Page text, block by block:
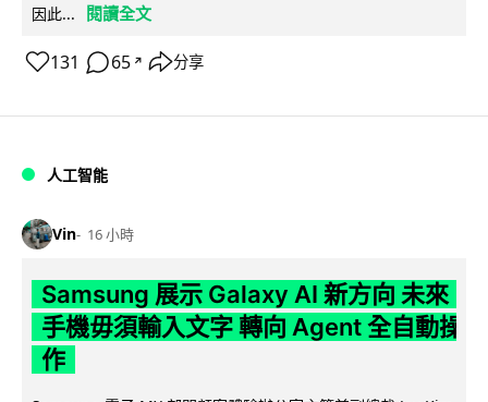
因此...
閱讀全文
131 65 ↗ 分享
人工智能
Vin 16 小時
Samsung 展示 Galaxy AI 新方向 未來
手機毋須輸入文字 轉向 Agent 全自動操
作